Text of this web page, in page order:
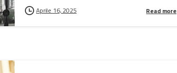
Aprile 16, 2025 Read more